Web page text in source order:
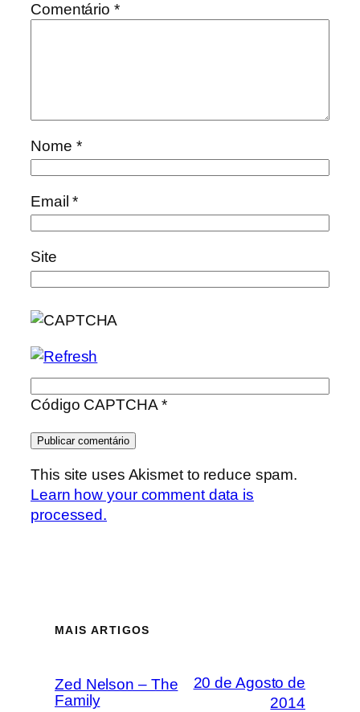
Comentário *
Nome *
Email*
Site
Código CAPTCHA*
This site uses Akismet to reduce spam.
Learn how your comment data is
processed.
MAIS ARTIGOS
Zed Nelson – The
Family
20 de Agosto de
2014